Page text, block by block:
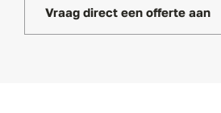
Vraag direct een offerte aan